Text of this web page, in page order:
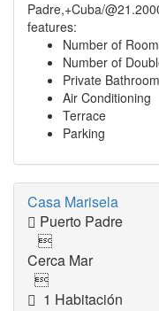
Padre,+Cuba/
features:
Number of
Number of
Private Bathroom
Air Conditioning
Terrace
Parking
Casa Marisela
Puerto Padre

Cerca Mar

1 Habitación